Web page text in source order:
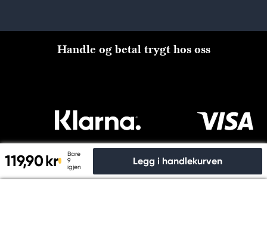
119,90 kr
Bare
9
igjen
Legg i handlekurven
Handle og betal trygt hos oss